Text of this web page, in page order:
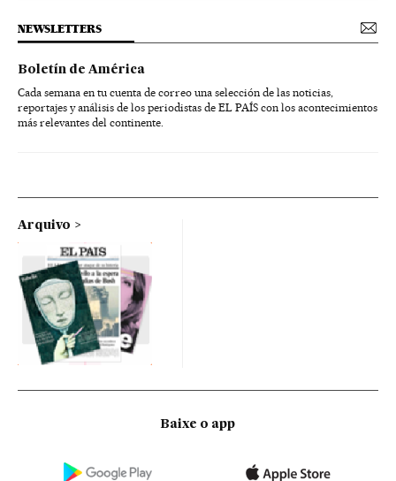
NEWSLETTERS
Boletín de América
Cada semana en tu cuenta de correo una selección de las noticias,
reportajes y análisis de los periodistas de EL PAÍS con los acontecimientos
más relevantes del continente.
Arquivo
Baixe o app